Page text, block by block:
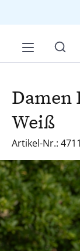
Zum Hauptinhalt
Damen
Weiß
Artikel-Nr.:
Bildergalerie